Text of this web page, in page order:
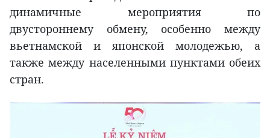
динамичные мероприятия по
двустороннему обмену, особенно между
вьетнамской и японской молодежью, а
также между населенными пунктами обеих
стран.